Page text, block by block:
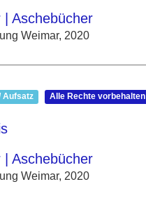
| Aschebücher
Weimar, 2020
Aufsatz Alle Rechte vorbehalten
| Aschebücher
Weimar, 2020